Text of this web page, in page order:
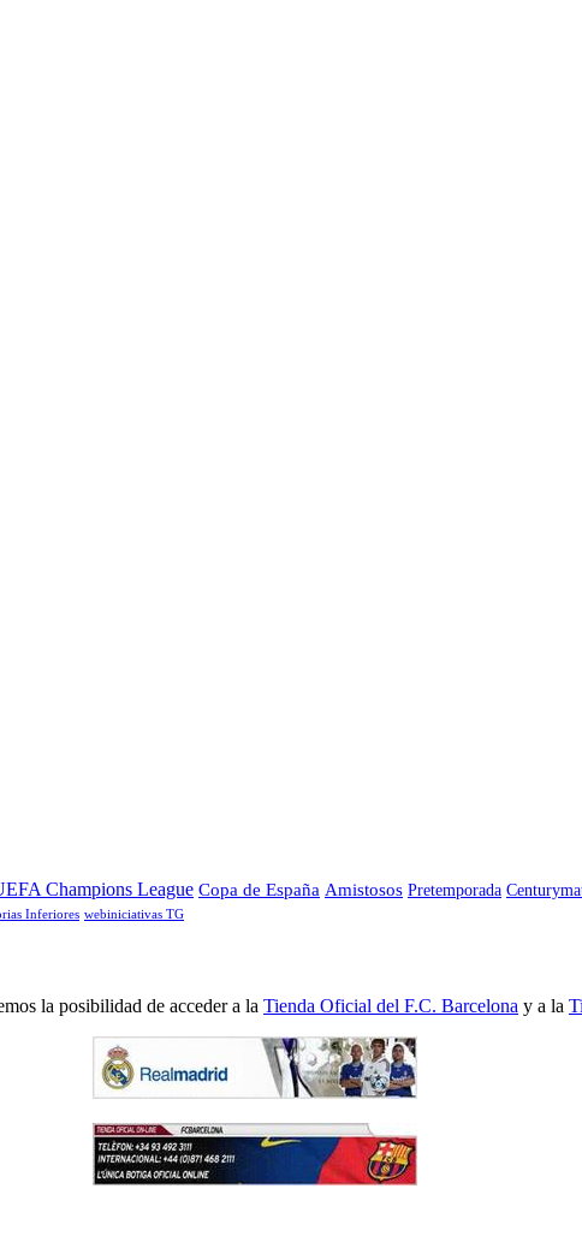
Champions League Copa de España Amistosos Pretemporada
Inferiores webiniciativas TG
la posibilidad de acceder a la Tienda Oficial del F.C. Barcelona y a la